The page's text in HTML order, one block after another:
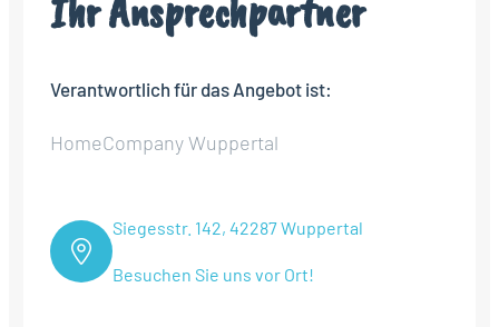
Ihr Ansprechpartner
Verantwortlich für das Angebot ist:
HomeCompany Wuppertal
Siegesstr. 142, 42287 Wuppertal
Besuchen Sie uns vor Ort!